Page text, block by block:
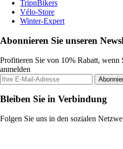
TripnBikers
Vélo-Store
Winter-Expert
Abonnieren Sie unseren
Profitieren Sie von 10% Rabatt, wenn
anmelden
Bleiben Sie in Verbindung
Folgen Sie uns in den sozialen